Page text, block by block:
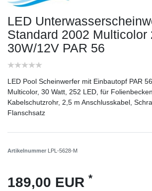
LED
Standard 2002 Multicolor
30W/12V PAR 56
LED Pool Scheinwerfer mit Einbautopf PAR
Multicolor, 30 Watt, 252 LED, für
Kabelschutzrohr, 2,5 m Anschlusskabel,
Flanschsatz
Artikelnummer LPL-5628-M
189,00 EUR *